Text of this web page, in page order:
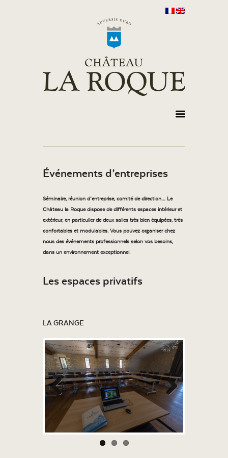
Événements d’entreprises
Séminaire, réunion d’entreprise, comité de direction… Le
Château la Roque dispose de différents espaces intérieur et
extérieur, en particulier de deux salles très bien équipées, très
confortables et modulables. Vous pouvez organiser chez
nous des événements professionnels selon vos besoins,
dans un environnement exceptionnel.
Les espaces privatifs
LA GRANGE
Next